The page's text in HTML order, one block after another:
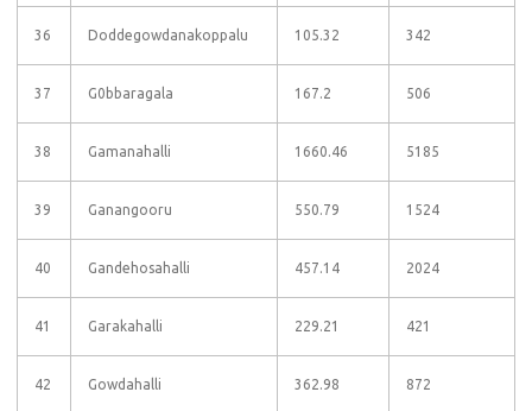
36 Doddegowdanakoppalu 105.32 342
37 G0bbaragala 167.2 506
38 Gamanahalli 1660.46 5185
39 Ganangooru 550.79 1524
40 Gandehosahalli 457.14 2024
41 Garakahalli 229.21 421
42 Gowdahalli 362.98 872